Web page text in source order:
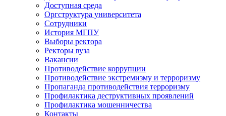
Доступная среда
Оргструктура университета
Сотрудники
История МГПУ
Выборы ректора
Ректоры вуза
Вакансии
Противодействие коррупции
Противодействие экстремизму и терроризму
Пропаганда противодействия терроризму
Профилактика деструктивных проявлений
Профилактика мошенничества
Контакты